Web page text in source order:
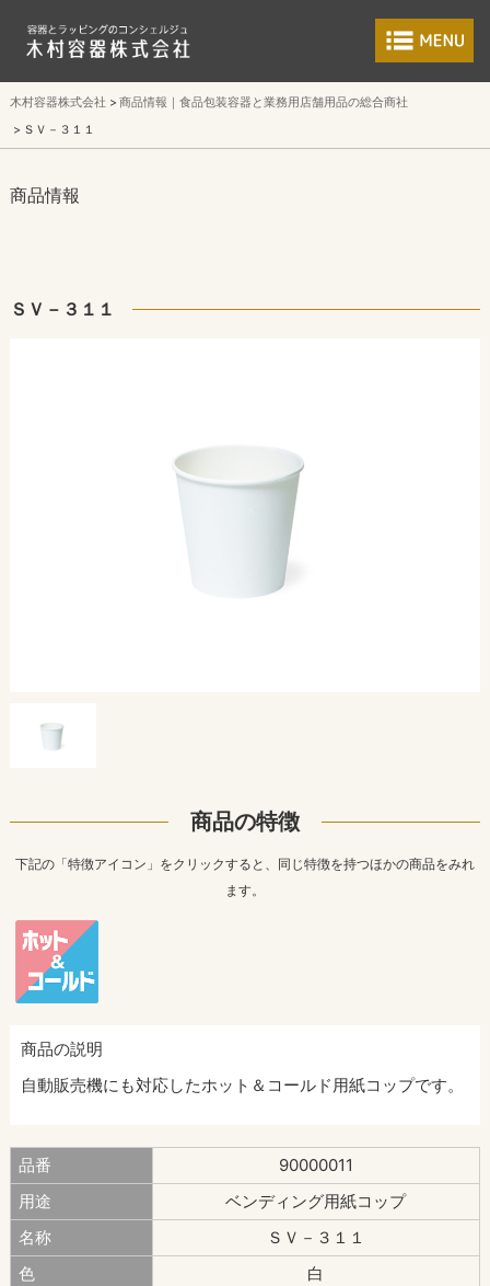
食品包装容器と
木村容器株式会社
商品情報｜食品包装容器と業務用店舗用品の総合商社
ＳＶ－３１１
商品情報
ＳＶ－３１１
商品の特徴
下記の「特徴アイコン」をクリックすると、同じ特徴を持つほかの商品をみれ
ます。
商品の説明
自動販売機にも対応したホット＆コールド用紙コップです。
品番
90000011
用途
ベンディング用紙コップ
名称
ＳＶ－３１１
色
白